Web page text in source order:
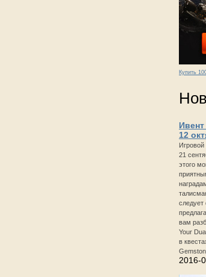
Купить
12
Игровой
21
этого
следует
вам
Your
в
2016-